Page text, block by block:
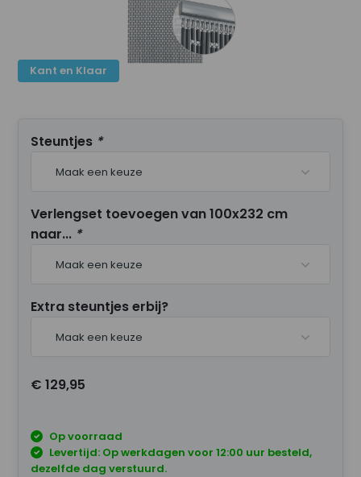
Kant en Klaar
Steuntjes *
Maak een keuze
Verlengset toevoegen van 100x232 cm
naar... *
Maak een keuze
Extra steuntjes erbij?
Maak een keuze
€ 129,95
Op voorraad
Levertijd: Op werkdagen voor 12:00 uur besteld,
dezelfde dag verstuurd.